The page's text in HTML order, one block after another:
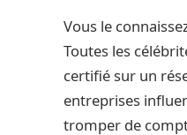
Vous le
Toutes les
certifié sur un
entreprises
tromper de